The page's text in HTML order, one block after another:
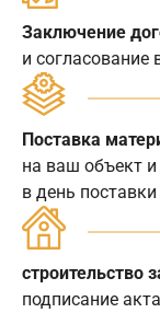
Заключение
и согласование
Поставка
на ваш объект
в день поставки
строительство
подписание